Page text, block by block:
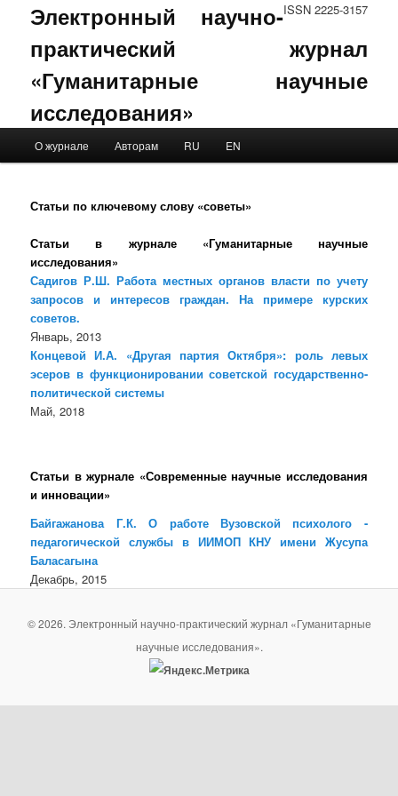
ISSN 2225-3157
Электронный научно-
практический журнал
«Гуманитарные научные
исследования»
Skip to primary content
Skip to secondary content
О журнале Авторам RU EN
Статьи по ключевому слову «советы»
Статьи в журнале «Гуманитарные научные
исследования»
Садигов Р.Ш. Работа местных органов власти по учету
запросов и интересов граждан. На примере курских
советов.
Январь, 2013
Концевой И.А. «Другая партия Октября»: роль левых
эсеров в функционировании советской государственно-
политической системы
Май, 2018
Статьи в журнале «Современные научные исследования
и инновации»
Байгажанова Г.К. О работе Вузовской психолого -
педагогической службы в ИИМОП КНУ имени Жусупа
Баласагына
Декабрь, 2015
© 2026. Электронный научно-практический журнал «Гуманитарные
научные исследования».